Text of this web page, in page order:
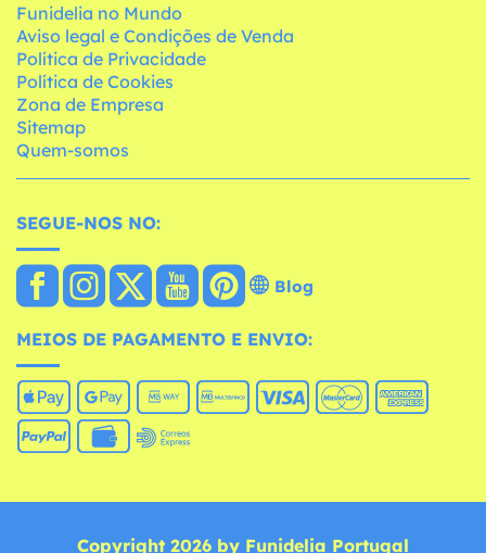
Funidelia no Mundo
Aviso legal e Condições de Venda
Política de Privacidade
Política de Cookies
Zona de Empresa
Sitemap
Quem-somos
SEGUE-NOS NO:
Blog
MEIOS DE PAGAMENTO E ENVIO:
Copyright 2026 by Funidelia Portugal